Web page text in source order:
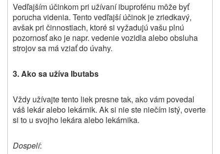
Vedľajším účinkom pri užívaní ibuprofénu môže byť
porucha videnia. Tento vedľajší účinok je zriedkavý,
avšak pri činnostiach, ktoré si vyžadujú vašu plnú
pozornosť ako je napr. vedenie vozidla alebo obsluha
strojov sa má vziať do úvahy.
3. Ako sa užíva Ibutabs
Vždy užívajte tento liek presne tak, ako vám povedal
váš lekár alebo lekárnik. Ak si nie ste niečím istý, overte
si to u svojho lekára alebo lekárnika.
Dospelí: